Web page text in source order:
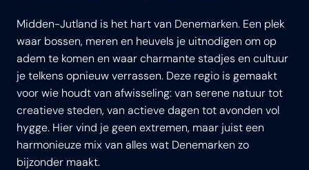
Midden-Jutland is het hart van Denemarken. Een plek
waar bossen, meren en heuvels je uitnodigen om op
adem te komen en waar charmante stadjes en cultuur
je telkens opnieuw verrassen. Deze regio is gemaakt
voor wie houdt van afwisseling: van serene natuur tot
creatieve steden, van actieve dagen tot avonden vol
hygge. Hier vind je geen extremen, maar juist een
harmonieuze mix van alles wat Denemarken zo
bijzonder maakt.